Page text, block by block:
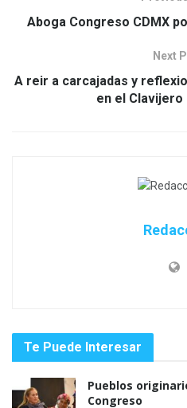
Aboga Congreso CDMX
Next
A reir a carcajadas y
en el Clavijero
Te Puede Interesar
Pueblos
Congreso